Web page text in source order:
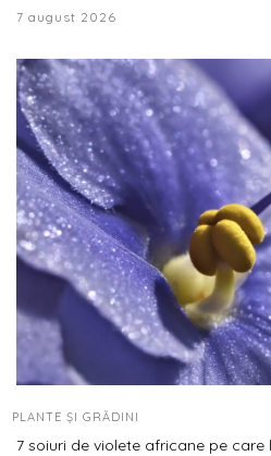
7 august 2026
PLANTE ȘI GRĂDINI
7 soiuri de violete africane pe